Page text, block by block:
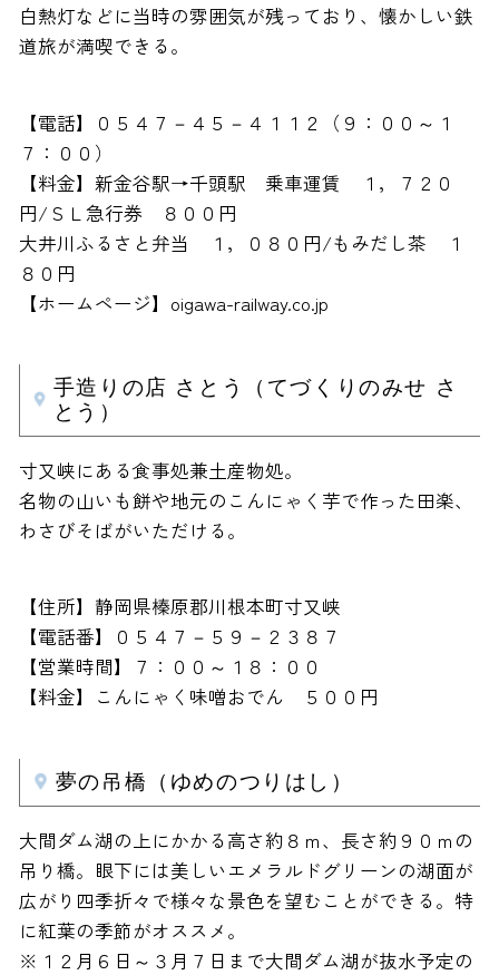
白熱灯などに当時の雰囲気が残っており、懐かしい鉄
道旅が満喫できる。
【電話】０５４７－４５－４１１２（９：００～１
７：００）
【料金】新金谷駅→千頭駅 乗車運賃 １，７２０
円/ＳＬ急行券 ８００円
大井川ふるさと弁当 １，０８０円/もみだし茶 １
８０円
【ホームページ】oigawa-railway.co.jp
手造りの店 さとう（てづくりのみせ さ
とう）
寸又峡にある食事処兼土産物処。
名物の山いも餅や地元のこんにゃく芋で作った田楽、
わさびそばがいただける。
【住所】静岡県榛原郡川根本町寸又峡
【電話番】０５４７－５９－２３８７
【営業時間】７：００～１８：００
【料金】こんにゃく味噌おでん ５００円
夢の吊橋（ゆめのつりはし）
大間ダム湖の上にかかる高さ約８ｍ、長さ約９０ｍの
吊り橋。眼下には美しいエメラルドグリーンの湖面が
広がり四季折々で様々な景色を望むことができる。特
に紅葉の季節がオススメ。
※１２月６日～３月７日まで大間ダム湖が抜水予定の